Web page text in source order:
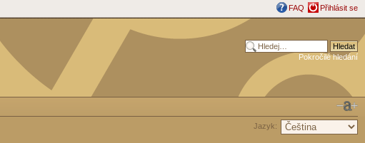
FAQ Přihlásit se
Pokročilé hledání
Jazyk: